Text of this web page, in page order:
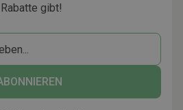
Rabatte gibt!